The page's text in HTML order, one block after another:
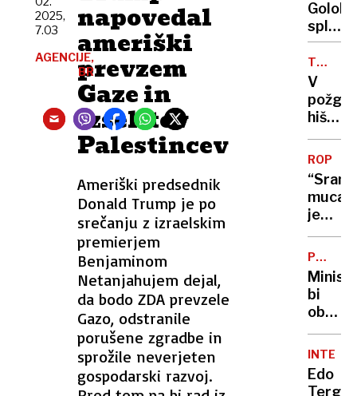
napovedal
ameriški
prevzem
Gaze in
izselitev
Palestincev
Ameriški predsednik
Donald Trump je po
srečanju z izraelskim
premierjem
Benjaminom
Netanjahujem dejal,
da bodo ZDA prevzele
Gazo, odstranile
porušene zgradbe in
sprožile neverjeten
gospodarski razvoj.
2025,
7.03
AGENCIJE,
BR
šola
iz
sploh
še
V
V
hiši
našli
mrtva
88-
letno
žensko
in
51-
ROP
muca”
je
bila
le
vaba
PO
LAŽNIH
bi
z
SMS
v
Edo